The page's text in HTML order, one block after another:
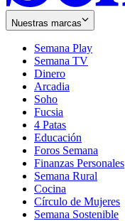
Nuestras marcas
Semana Play
Semana TV
Dinero
Arcadia
Soho
in
new
window
Fucsia
in
new
window
4 Patas
Educación
Foros Semana
Finanzas Personales
Semana Rural
Cocina
Círculo de Mujeres
Semana Sostenible